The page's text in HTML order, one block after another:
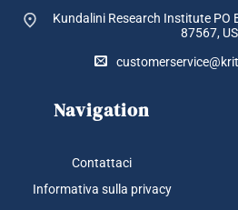
Kundalini Research Institute PO
87567,
Navigation
Contattaci
Informativa sulla privacy